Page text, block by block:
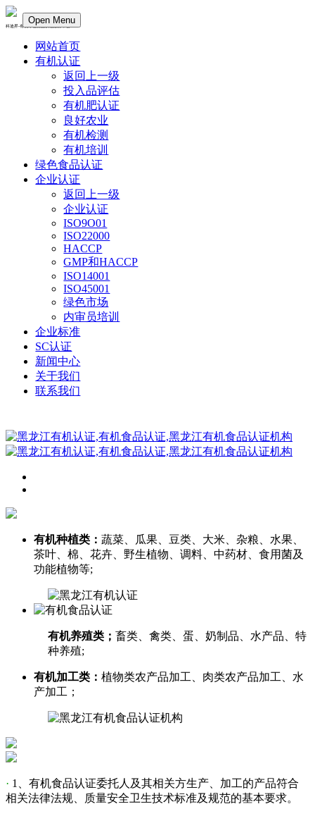
科迪昇-有机绿色食品认证服务平台
Open Menu
网站首页
有机认证
返回上一级
投入品评估
有机肥认证
良好农业
有机检测
有机培训
绿色食品认证
企业认证
返回上一级
企业认证
ISO9O01
ISO22000
HACCP
GMP和HACCP
ISO14001
ISO45001
绿色市场
内审员培训
企业标准
SC认证
新闻中心
关于我们
联系我们
有机种植类： 蔬菜、瓜果、豆类、大米、杂粮、水果、
茶叶、棉、花卉、野生植物、调料、中药材、食用菌及
功能植物等;
有机养殖类； 畜类、禽类、蛋、奶制品、水产品、特
种养殖;
有机加工类： 植物类农产品加工、肉类农产品加工、水
产加工；
· 1、有机食品认证委托人及其相关方生产、加工的产品符合
相关法律法规、质量安全卫生技术标准及规范的基本要求。